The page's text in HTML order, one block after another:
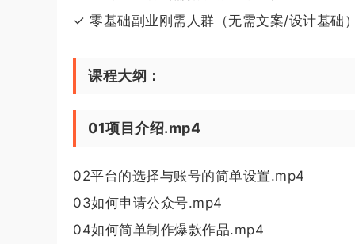
✓ 零基础副业刚需人群（无需文案/设计基础
课程大纲：
01项目介绍.mp4
02平台的选择与账号的简单设置.mp4
03如何申请公众号.mp4
04如何简单制作爆款作品.mp4